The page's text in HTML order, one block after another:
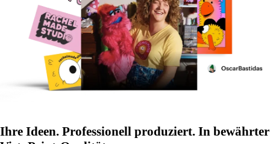
Ihre Ideen. Professionell produziert. In bewährter